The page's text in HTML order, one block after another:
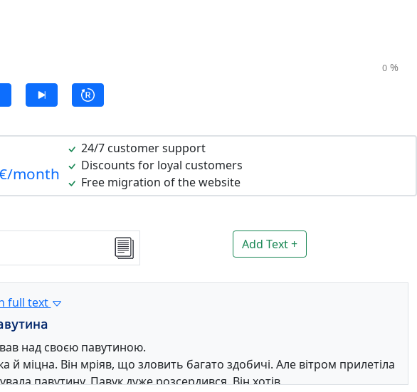
0%
month
24/7 customer support
Discounts for loyal customers
Free migration of the website
Add Text +
full text
над своєю павутиною.
й міцна. Він мріяв, що зловить багато здобичі. Але вітром прилетіла
павутину. Павук дуже розсердився. Він хотів